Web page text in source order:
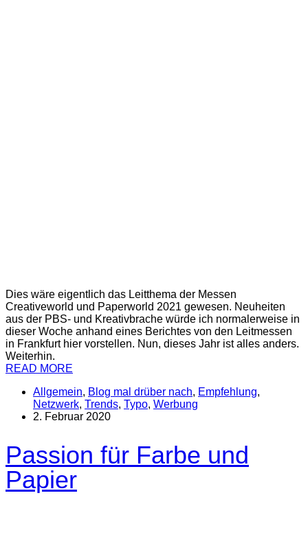
Dies wäre eigentlich das Leitthema der Messen
Creativeworld und Paperworld 2021 gewesen. Neuheiten
aus der PBS- und Kreativbrache würde ich normalerweise in
dieser Woche anhand eines Berichtes von den Leitmessen
in Frankfurt hier vorstellen. Nun, dieses Jahr ist alles anders.
Weiterhin.
READ MORE
Allgemein, Blog mal drüber nach, Empfehlung,
Netzwerk, Trends, Typo, Werbung
2. Februar 2020
Passion für Farbe und
Papier